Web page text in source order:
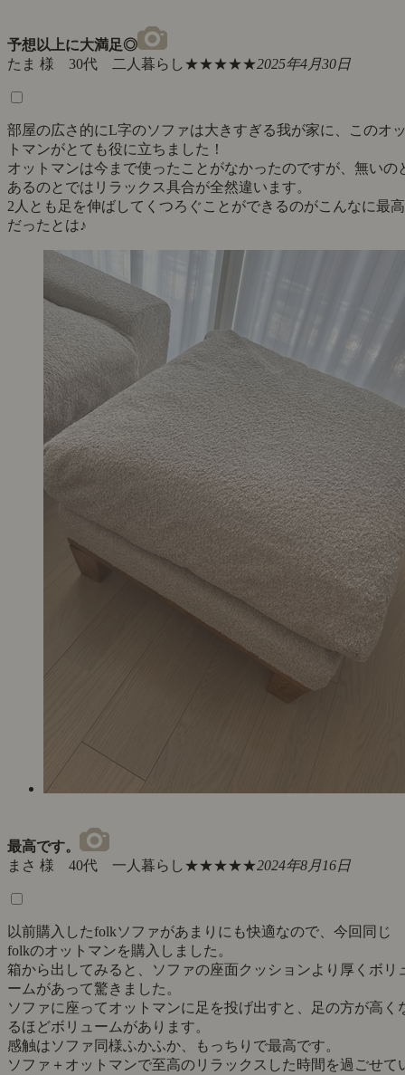
予想以上に大満足◎
たま 様 30代 二人暮らし★★★★★2025年4月30日
部屋の広さ的にL字のソファは大きすぎる我が家に、このオ
トマンがとても役に立ちました！
オットマンは今まで使ったことがなかったのですが、無いの
あるのとではリラックス具合が全然違います。
2人とも足を伸ばしてくつろぐことができるのがこんなに最高
だったとは♪
最高です。
まさ 様 40代 一人暮らし★★★★★2024年8月16日
以前購入したfolkソファがあまりにも快適なので、今回同じ
folkのオットマンを購入しました。
箱から出してみると、ソファの座面クッションより厚くボリ
ームがあって驚きました。
ソファに座ってオットマンに足を投げ出すと、足の方が高く
るほどボリュームがあります。
感触はソファ同様ふかふか、もっちりで最高です。
ソファ＋オットマンで至高のリラックスした時間を過ごせて